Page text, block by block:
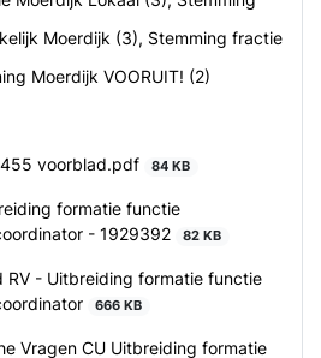
Moerdijk (3), Stemming fractie
Moerdijk VOORUIT! (2)
voorblad.pdf
84 KB
formatie functie
- 1929392
82 KB
RV - Uitbreiding formatie functie
666 KB
Vragen CU Uitbreiding formatie